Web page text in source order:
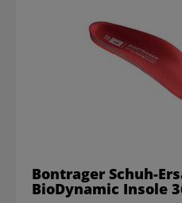
Bontrager Schuh-
BioDynamic Insole